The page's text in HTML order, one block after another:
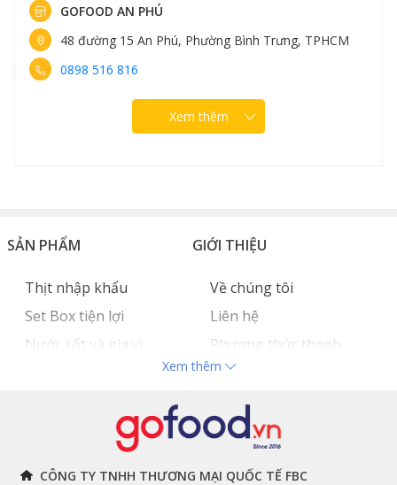
GOFOOD AN PHÚ
48 đường 15 An Phú, Phường Bình Trưng, TPHCM
0898 516 816
Xem thêm
SẢN PHẨM
Thịt nhập khẩu
Set Box tiện lợi
Nước sốt và gia vị
GIỚI THIỆU
Về chúng tôi
Liên hệ
Phương thức thanh
toán
Tuyển dụng
THÔNG TIN THEO DÕI NGAY
Xem thêm
CÔNG TY TNHH THƯƠNG MẠI QUỐC TẾ FBC